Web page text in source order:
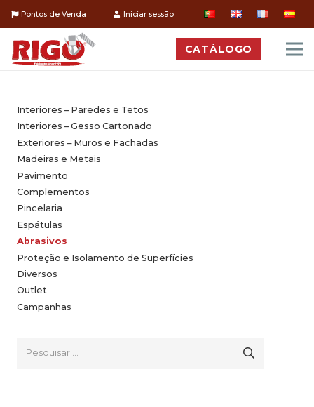
Pontos de Venda Iniciar sessão
CATÁLOGO
Interiores – Paredes e Tetos
Interiores – Gesso Cartonado
Exteriores – Muros e Fachadas
Madeiras e Metais
Pavimento
Complementos
Pincelaria
Espátulas
Abrasivos
Proteção e Isolamento de Superfícies
Diversos
Outlet
Campanhas